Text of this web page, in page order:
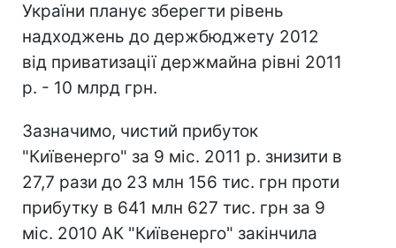
України планує зберегти рівень
надходжень до держбюджету 2012
від приватизації держмайна рівні 2011
р. - 10 млрд грн.
Зазначимо, чистий прибуток
"Київенерго" за 9 міс. 2011 р. знизити в
27,7 рази до 23 млн 156 тис. грн проти
прибутку в 641 млн 627 тис. грн за 9
міс. 2010 АК "Київенерго" закінчила